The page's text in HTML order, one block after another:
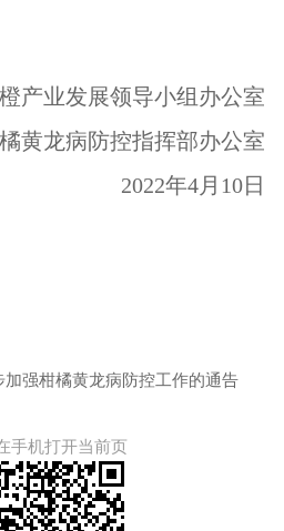
产业发展领导小组办公室
黄龙病防控指挥部办公室
2022年4月 10日
强柑橘黄龙病防控工作的通告
手机打开当前页